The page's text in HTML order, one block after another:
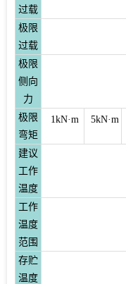
过载
极限
过载
极限
侧向
力
极限
弯矩
1kN·m 5kN·m
建议
工作
温度
工作
温度
范围
存贮
温度